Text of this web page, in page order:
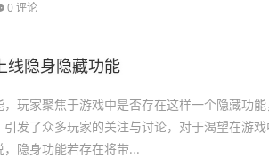
0 评论
线隐身隐藏功能
玩家聚焦于游戏中是否存在这样一个隐藏功能
发了众多玩家的关注与讨论，对于渴望在游戏
隐身功能若存在将带...